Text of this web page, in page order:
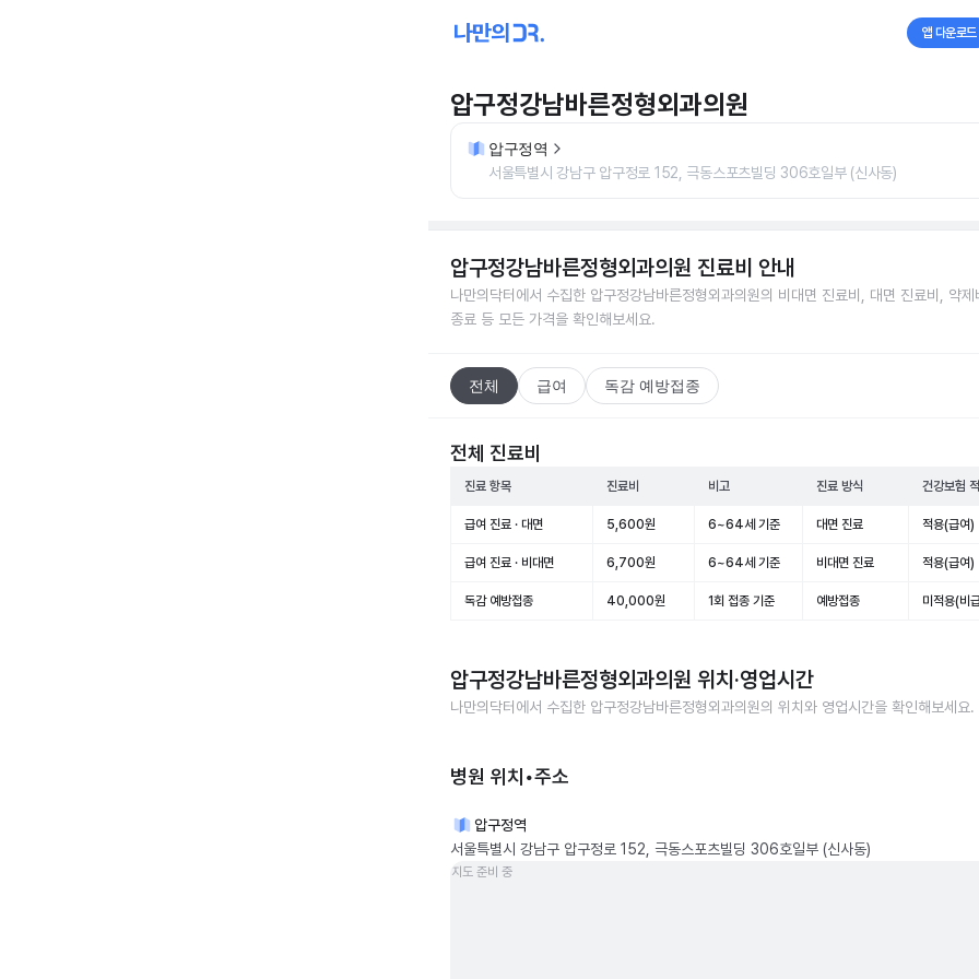
앱 다운로드
압구정강남바른정형외과의원
압구정역
서울특별시 강남구 압구정로 152, 극동스포츠빌딩 306호일부 (신사동)
압구정강남바른정형외과의원 진료비 안내
나만의닥터에서 수집한 압구정강남바른정형외과의원의 비대면 진료비, 대면 진료비, 약제
종료 등 모든 가격을 확인해보세요.
전체 급여 독감 예방접종
전체 진료비
진료 항목 진료비 비고 진료 방식 건강보험
급여 진료 · 대면 5,600원 6~64세 기준 대면 진료 적용(급여)
급여 진료 · 비대면 6,700원 6~64세 기준 비대면 진료 적용(급여)
독감 예방접종 40,000원 1회 접종 기준 예방접종 미적용(비
압구정강남바른정형외과의원 위치·영업시간
나만의닥터에서 수집한 압구정강남바른정형외과의원의 위치와 영업시간을 확인해보세요.
병원 위치•주소
압구정역
서울특별시 강남구 압구정로 152, 극동스포츠빌딩 306호일부 (신사동)
지도 준비 중